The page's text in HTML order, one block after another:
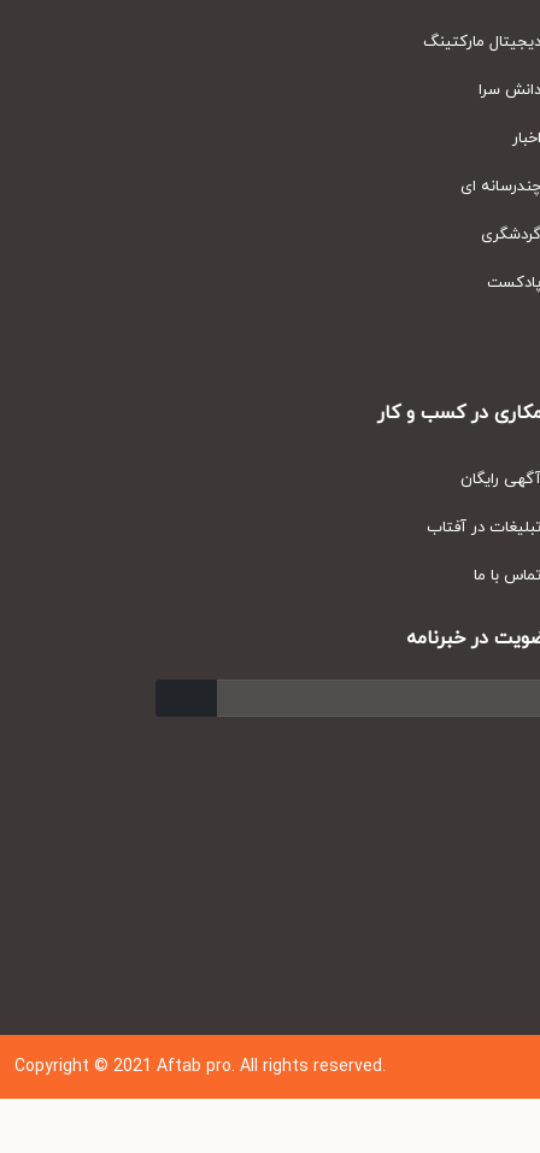
مارکتینگ
سرا
ای
در کسب و کار
رایگان
در آفتاب
با ما
در خبرنامه
Copyright © 202 1Aftab pro. All rights reserved.